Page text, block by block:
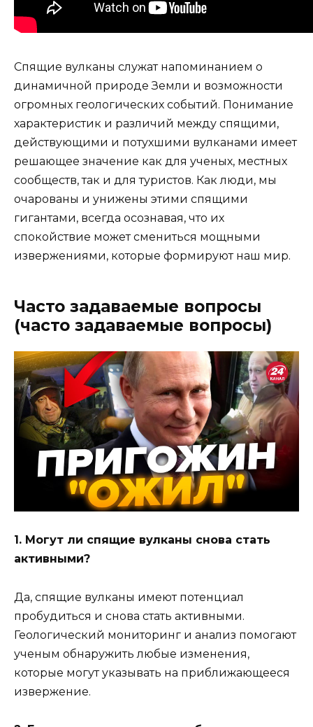
Спящие вулканы служат напоминанием о
динамичной природе Земли и возможности
огромных геологических событий. Понимание
характеристик и различий между спящими,
действующими и потухшими вулканами имеет
решающее значение как для ученых, местных
сообществ, так и для туристов. Как люди, мы
очарованы и унижены этими спящими
гигантами, всегда осознавая, что их
спокойствие может смениться мощными
извержениями, которые формируют наш мир.
Часто задаваемые вопросы
(часто задаваемые вопросы)
1. Могут ли спящие вулканы снова стать
активными?
Да, спящие вулканы имеют потенциал
пробудиться и снова стать активными.
Геологический мониторинг и анализ помогают
ученым обнаружить любые изменения,
которые могут указывать на приближающееся
извержение.